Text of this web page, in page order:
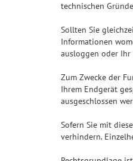
technischen
Sollten Sie
Informationen
ausloggen oder
Zum Zwecke der
Ihrem Endgerät
ausgeschlossen
Sofern Sie mit
verhindern.